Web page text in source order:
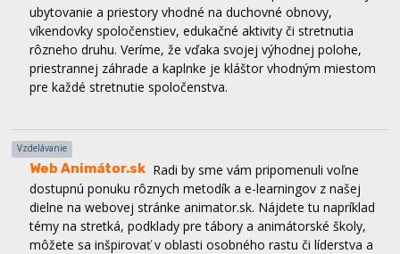
priestrannej záhrade a kaplnke je kláštor vhodným miestom
pre každé stretnutie spoločenstva.
dostupnú ponuku rôznych metodík a e-learningov z našej
dielne na webovej stránke animator.sk. Nájdete tu napríklad
témy na stretká, podklady pre tábory a animátorské školy,
môžete sa inšpirovať v oblasti osobného rastu či líderstva a
mnoho ďalšieho.